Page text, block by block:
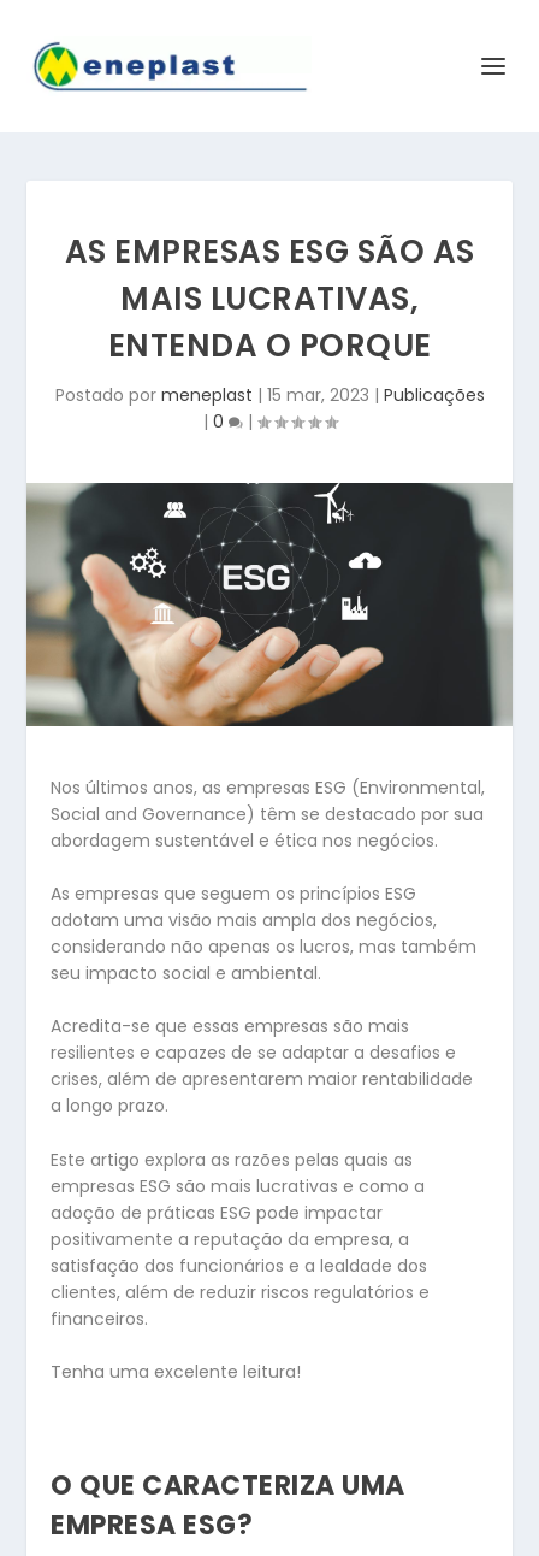
AS EMPRESAS ESG SÃO AS
MAIS LUCRATIVAS,
ENTENDA O PORQUE
Postado por meneplast | 15 mar, 2023 | Publicações
| 0 |
Nos últimos anos, as empresas ESG (Environmental,
Social and Governance) têm se destacado por sua
abordagem sustentável e ética nos negócios.
As empresas que seguem os princípios ESG
adotam uma visão mais ampla dos negócios,
considerando não apenas os lucros, mas também
seu impacto social e ambiental.
Acredita-se que essas empresas são mais
resilientes e capazes de se adaptar a desafios e
crises, além de apresentarem maior rentabilidade
a longo prazo.
Este artigo explora as razões pelas quais as
empresas ESG são mais lucrativas e como a
adoção de práticas ESG pode impactar
positivamente a reputação da empresa, a
satisfação dos funcionários e a lealdade dos
clientes, além de reduzir riscos regulatórios e
financeiros.
Tenha uma excelente leitura!
O QUE CARACTERIZA UMA
EMPRESA ESG?